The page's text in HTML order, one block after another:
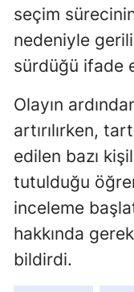
seçim
nedeniyle
sürdüğü ifade
Olayın
artırılırken,
edilen bazı
tutulduğu
inceleme
hakkında
bildirdi.